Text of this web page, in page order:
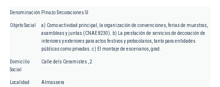
Denominación Pinazo Decoraciones Sl
Objeto Social
a) Como actividad principal, la organización de convenciones, ferias de muestras,
asambleas y juntas (CNAE 8230). b) La prestación de servicios de decoración de
interiores y exteriores para actos festivos y protocolarios, tanto para entidades
públicas como privadas. c) El montaje de escenarios, grad.
Domicilio
Social
Calle dels Ceramistes , 2
Localidad Almassera